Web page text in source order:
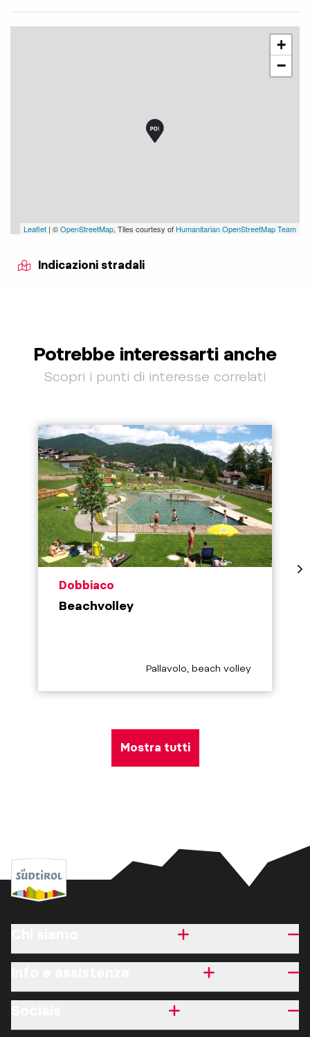
+
−
Leaflet | ©OpenStreetMap, Tiles courtesy of Humanitarian OpenStreetMap Team
Indicazioni stradali
Potrebbe interessarti anche
Scopri i punti di interesse correlati
aria.poi_location_prefix
Dobbiaco
Beachvolley
aria.poi_category_prefix
Pallavolo, beach volley
Mostra tutti